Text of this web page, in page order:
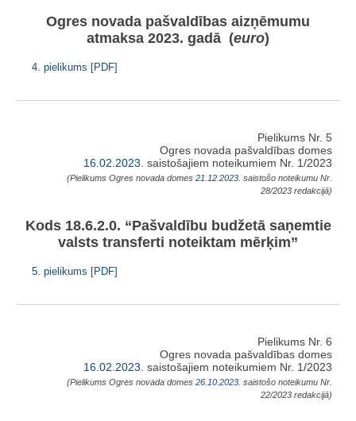
Ogres novada pašvaldības aizņēmumu
atmaksa 2023. gadā (euro)
4. pielikums [PDF]
Pielikums Nr. 5
Ogres novada pašvaldības domes
16.02.2023. saistošajiem noteikumiem Nr. 1/2023
(Pielikums Ogres novada domes 21.12.2023. saistošo noteikumu Nr.
28/2023 redakcijā)
Kods 18.6.2.0. “Pašvaldību budžetā saņemtie
valsts transferti noteiktam mērķim”
5. pielikums [PDF]
Pielikums Nr. 6
Ogres novada pašvaldības domes
16.02.2023. saistošajiem noteikumiem Nr. 1/2023
(Pielikums Ogres novada domes 26.10.2023. saistošo noteikumu Nr.
22/2023 redakcijā)